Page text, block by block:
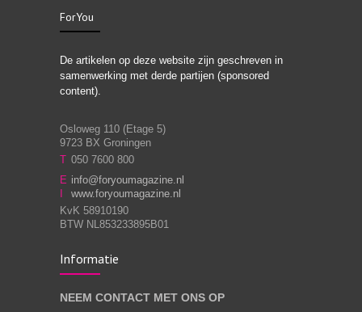
Stiefouderschap en
relaties
moeite!
ForYou
De artikelen op deze website zijn geschreven in
samenwerking met derde partijen (sponsored
content).
Osloweg 110 (Etage 5)
9723 BX Groningen
T 050 7600 800
E info@foryoumagazine.nl
www.foryoumagazine.nl
KvK 58910190
BTW NL853233895B01
Informatie
NEEM CONTACT MET ONS OP